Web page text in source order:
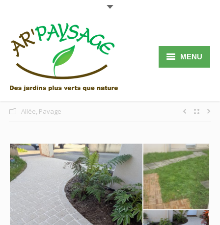
MENU
Accueil
Qui sommes nous
Contact
Blog
Allée, Pavage